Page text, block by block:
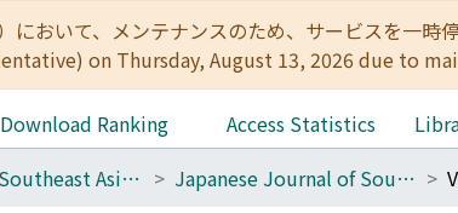
において、メンテナンスのため、サービスを一
on Thursday, August 13, 2026 due to
Download Ranking Access Statistics
Center for Southeast Asian Studies Japanese Journal of Southeast Asian Studies